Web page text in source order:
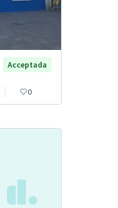
Acceptada
0